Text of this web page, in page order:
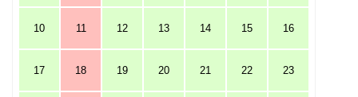
10 11 12 13 14 15 16
17 18 19 20 21 22 23